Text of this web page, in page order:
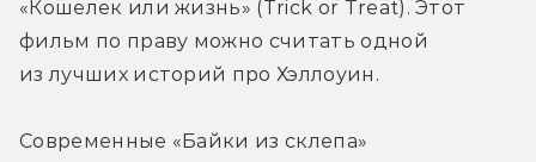
«Кошелек или жизнь» (Trick or Treat). Этот
фильм по праву можно считать одной
из лучших историй про Хэллоуин.
Современные «Байки из склепа»